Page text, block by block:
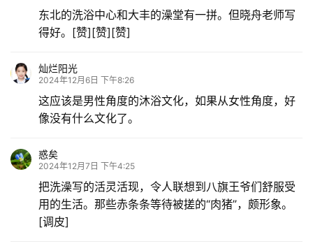
东北的洗浴中心和大丰的澡堂有一拼。但晓舟老师写
得好。[赞][赞][赞]
灿烂阳光
2024年12月6日 下午8:26
这应该是男性角度的沐浴文化，如果从女性角度，好
像没有什么文化了。
惑矣
2024年12月7日 下午4:25
把洗澡写的活灵活现，令人联想到八旗王爷们舒服受
用的生活。那些赤条条等待被搓的“肉猪”，颇形象。
[调皮]